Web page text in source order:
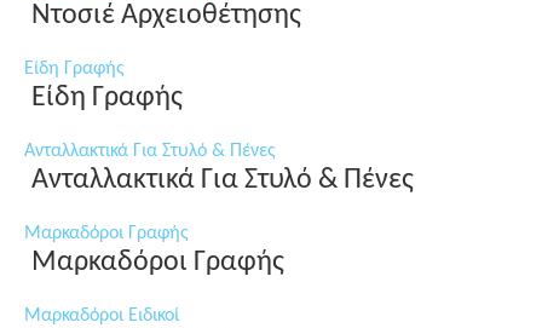
Ντοσιέ Αρχειοθέτησης
Είδη Γραφής
Είδη Γραφής
Ανταλλακτικά Για Στυλό & Πένες
Ανταλλακτικά Για Στυλό & Πένες
Μαρκαδόροι Γραφής
Μαρκαδόροι Γραφής
Μαρκαδόροι Ειδικοί